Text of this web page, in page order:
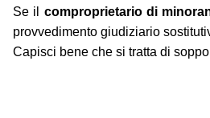
Se il comproprietario di
provvedimento giudiziario
Capisci bene che si tratta di